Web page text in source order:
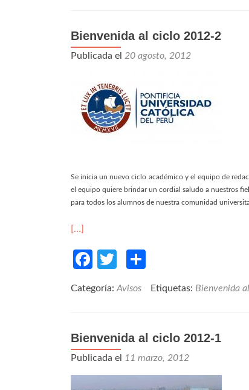
Bienvenida al ciclo 2012-2
Publicada el 20 agosto, 2012
Se inicia un nuevo ciclo académico y el equipo de
el equipo quiere brindar un cordial saludo a nuestros
para todos los alumnos de nuestra comunidad
[…]
Facebook
Twitter
Categoría: Avisos Etiquetas: Bienvenida
Bienvenida al ciclo 2012-1
Publicada el 11 marzo, 2012